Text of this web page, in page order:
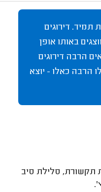
תמיד. דירוגים
באותו אופן
הרבה דירוגים
הרבה כאלו - יוצא
4 נקודות תקשורת, סלילת סיב